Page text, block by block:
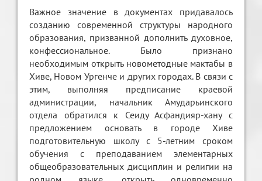
Важное значение в документах придавалось
созданию современной структуры народного
образования, призванной дополнить духовное,
конфессиональное. Было признано
необходимым открыть новометодные мактабы в
Хиве, Новом Ургенче и других городах. В связи с
этим, выполняя предписание краевой
администрации, начальник Амударьинского
отдела обратился к Сеиду Асфандияр-хану с
предложением основать в городе Хиве
подготовительную школу с 5-летним сроком
обучения с преподаванием элементарных
общеобразовательных дисциплин и религии на